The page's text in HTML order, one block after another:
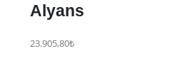
Alyans
23.905,80₺